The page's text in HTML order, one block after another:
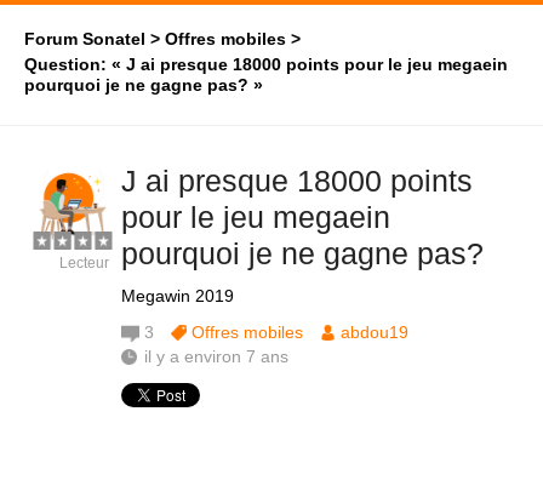
Forum Sonatel
Offres mobiles
Question: « J ai presque 18000 points pour le jeu megaein
pourquoi je ne gagne pas? »
J ai presque 18000 points
pour le jeu megaein
pourquoi je ne gagne pas?
Megawin 2019
Lecteur
3 Offres mobiles
abdou19
il y a environ 7 ans